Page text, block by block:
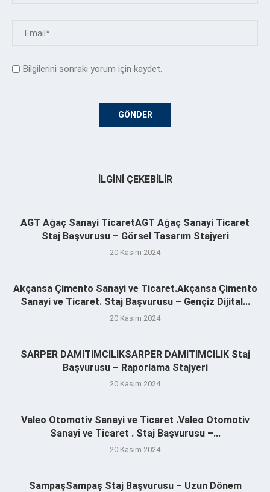
Bilgilerini sonraki yorum için kaydet.
İLGINI ÇEKEBILIR
AGT Ağaç Sanayi TicaretAGT Ağaç Sanayi Ticaret
Staj Başvurusu – Görsel Tasarım Stajyeri
20 Kasım 2024
Akçansa Çimento Sanayi ve Ticaret.Akçansa Çimento
Sanayi ve Ticaret. Staj Başvurusu – Gençiz Dijital...
20 Kasım 2024
SARPER DAMITIMCILIKSARPER DAMITIMCILIK Staj
Başvurusu – Raporlama Stajyeri
20 Kasım 2024
Valeo Otomotiv Sanayi ve Ticaret .Valeo Otomotiv
Sanayi ve Ticaret . Staj Başvurusu –...
20 Kasım 2024
SampaşSampaş Staj Başvurusu – Uzun Dönem